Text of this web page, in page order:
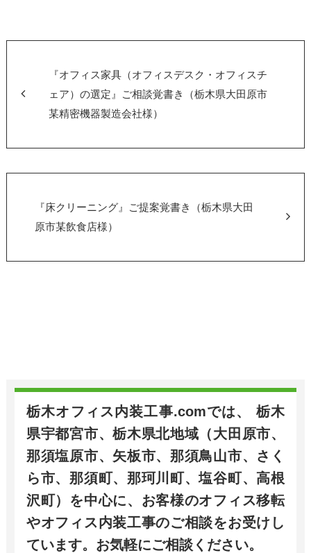
『オフィス家具（オフィスデスク・オフィスチ
ェア）の選定』ご相談覚書き（栃木県大田原市
某精密機器製造会社様）
『床クリーニング』ご提案覚書き（栃木県大田
原市某飲食店様）
栃木オフィス内装工事.comでは、 栃木
県宇都宮市、栃木県北地域（大田原市、
那須塩原市、矢板市、那須鳥山市、さく
ら市、那須町、那珂川町、塩谷町、高根
沢町）を中心に、お客様のオフィス移転
やオフィス内装工事のご相談をお受けし
ています。お気軽にご相談ください。